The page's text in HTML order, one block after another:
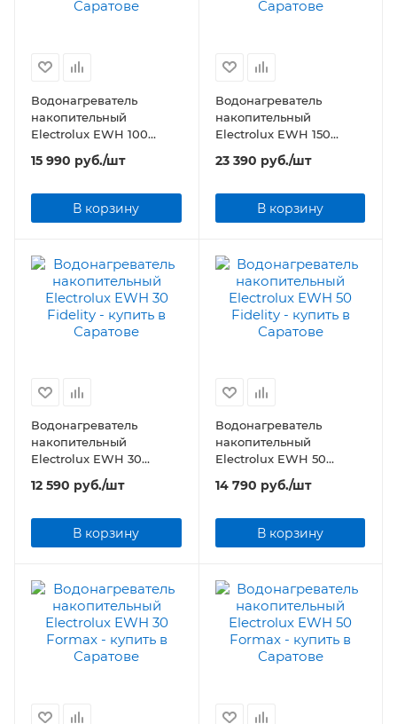
Водонагреватель
накопительный
Electrolux EWH 100
15 990 руб./шт
В корзину
Водонагреватель
накопительный
Electrolux EWH 150
23 390 руб./шт
В корзину
Водонагреватель
накопительный
Electrolux EWH 30
12 590 руб./шт
В корзину
Водонагреватель
накопительный
Electrolux EWH 50
14 790 руб./шт
В корзину